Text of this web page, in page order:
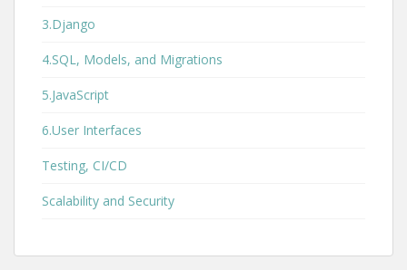
3.Django
4.SQL, Models, and Migrations
5.JavaScript
6.User Interfaces
Testing, CI/CD
Scalability and Security